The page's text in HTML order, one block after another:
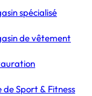
spécialisé
de vêtement
de Sport & Fitness